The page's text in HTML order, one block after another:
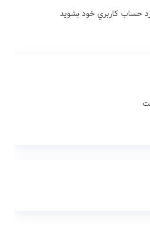
حساب كاربري خود بشويد